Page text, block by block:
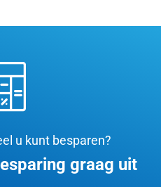
u kunt besparen?
graag uit